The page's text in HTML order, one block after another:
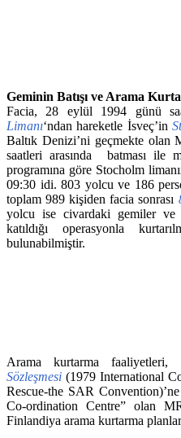
Geminin Batışı ve Arama
Facia, 28 eylül 1994 günü
Limanı‘ndan hareketle İsveç’in
Baltık Denizi’ni geçmekte olan
saatleri arasında batması ile
programına göre Stocholm
09:30 idi. 803 yolcu ve 186
toplam 989 kişiden facia sonrası
yolcu ise civardaki gemiler ve
katıldığı operasyonla
bulunabilmiştir.
Arama kurtarma faaliyetleri,
Sözleşmesi (1979 International
Rescue-the SAR
Co-ordination Centre” olan
Finlandiya arama kurtarma